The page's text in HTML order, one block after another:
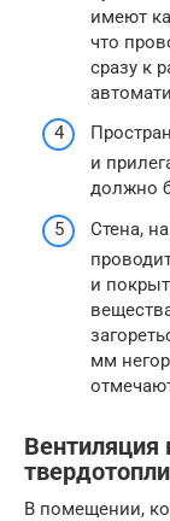
имеют
что
сразу к
и
должно
Стена,
и
мм
Вентиляция
В помещении,